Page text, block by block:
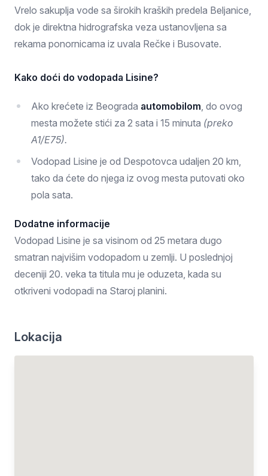
Vrelo sakuplja vode sa širokih kraških predela Beljanice,
dok je direktna hidrografska veza ustanovljena sa
rekama ponornicama iz uvala Rečke i Busovate.
Kako doći do vodopada Lisine?
Ako krećete iz Beograda automobilom, do ovog
mesta možete stići za 2 sata i 15 minuta (preko
A1/E75).
Vodopad Lisine je od Despotovca udaljen 20 km,
tako da ćete do njega iz ovog mesta putovati oko
pola sata.
Dodatne informacije
Vodopad Lisine je sa visinom od 25 metara dugo
smatran najvišim vodopadom u zemlji. U poslednjoj
deceniji 20. veka ta titula mu je oduzeta, kada su
otkriveni vodopadi na Staroj planini.
Lokacija